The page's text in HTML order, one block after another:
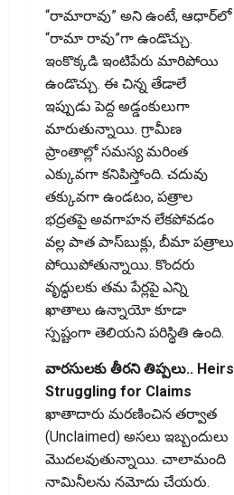
“రామారావు” అని ఉంటే, ఆధార్‌లో
“రామా రావు”గా ఉండొచ్చు.
ఇంకొక్కడి ఇంటిపేరు మారిపోయి
ఉండొచ్చు. ఈ చిన్న తేడాలే
ఇప్పుడు పెద్ద అడ్డంకులుగా
మారుతున్నాయి. గ్రామీణ
ప్రాంతాల్లో సమస్య మరింత
ఎక్కువగా కనిపిస్తోంది. చదువు
తక్కువగా ఉండటం, పత్రాల
భద్రతపై అవగాహన లేకపోవడం
వల్ల పాత పాస్‌బుక్లు, బీమా పత్రాలు
పోయిపోతున్నాయి. కొందరు
వృద్ధులకు తమ పేర్లపై ఎన్ని
ఖాతాలు ఉన్నాయో కూడా
స్పష్టంగా తెలియని పరిస్థితి ఉంది.
వారసులకు తీరని తిప్పలు.. Heirs
Struggling for Claims
ఖాతాదారు మరణించిన తర్వాత
(Unclaimed) అసలు ఇబ్బందులు
మొదలవుతున్నాయి. చాలామంది
నామినీలను నమోదు చేయరు.